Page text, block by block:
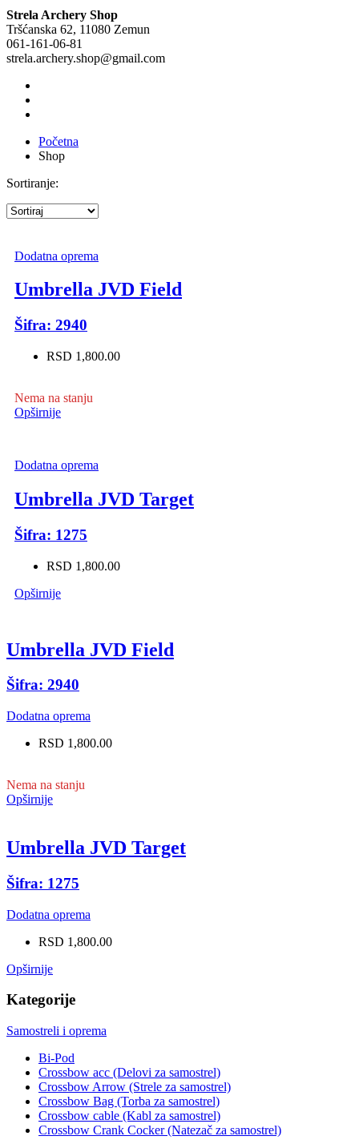
Strela Archery Shop
Tršćanska 62, 11080 Zemun
061-161-06-81
strela.archery.shop@gmail.com
Početna
Shop
Sortiranje:
Dodatna oprema
Umbrella JVD Field
Šifra: 2940
RSD 1,800.00
Nema na stanju
Opširnije
Dodatna oprema
Umbrella JVD Target
Šifra: 1275
RSD 1,800.00
Opširnije
Umbrella JVD Field
Šifra: 2940
Dodatna oprema
RSD 1,800.00
Nema na stanju
Opširnije
Umbrella JVD Target
Šifra: 1275
Dodatna oprema
RSD 1,800.00
Opširnije
Kategorije
Samostreli i oprema
Bi-Pod
Crossbow acc (Delovi za samostrel)
Crossbow Arrow (Strele za samostrel)
Crossbow Bag (Torba za samostrel)
Crossbow cable (Kabl za samostrel)
Crossbow Crank Cocker (Natezač za samostrel)